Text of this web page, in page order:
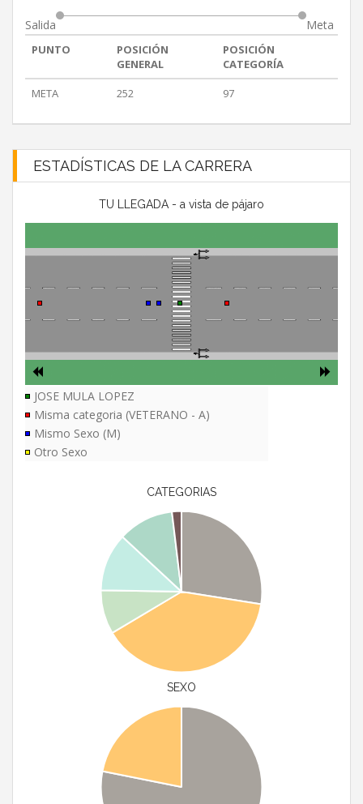
Salida Meta
PUNTO
POSICIÓN
GENERAL
POSICIÓN
CATEGORÍA
META
252 97
ESTADÍSTICAS DE LA CARRERA
TU LLEGADA - a vista de pájaro
JOSE MULA LOPEZ
Misma categoria (VETERANO - A)
Mismo Sexo (M)
Otro Sexo
CATEGORIAS
SEXO